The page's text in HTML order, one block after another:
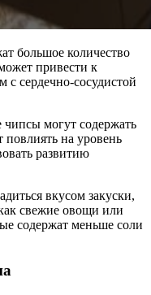
большое количество
привести к
сердечно-сосудистой
могут содержать
на уровень
развитию
вкусом закуски,
свежие овощи или
содержат меньше соли